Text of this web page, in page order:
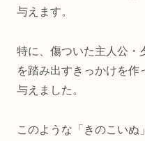
与えます。
特に、傷ついた主人公・
を踏み出すきっかけを作
与えました。
このような「きのこいぬ